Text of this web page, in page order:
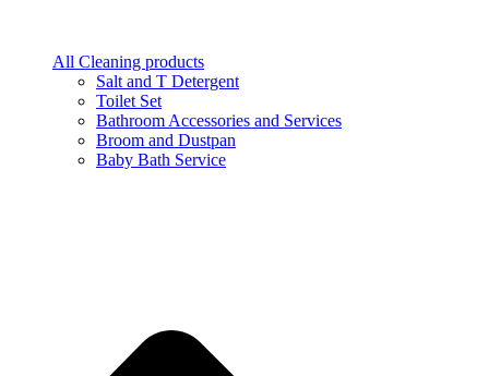
All Cleaning products
Salt and T Detergent
Toilet Set
Bathroom Accessories and Services
Broom and Dustpan
Baby Bath Service